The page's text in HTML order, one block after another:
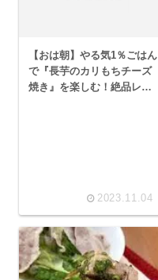
【おは朝】やる気1％ごはん
で『長芋のカリもちチーズ
焼き』を楽しむ！絶品レシ
2023.11.04